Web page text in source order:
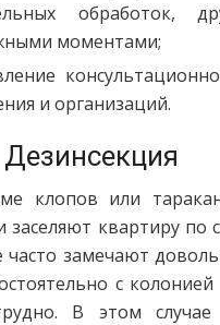
обработок,
моментами;
и организаций.
Дезинсекция
клопов или
заселяют квартиру по
часто замечают
с
В этом